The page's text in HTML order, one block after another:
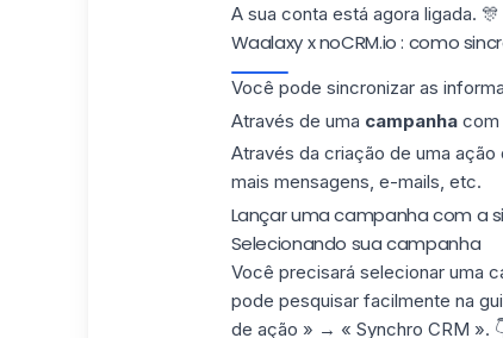
A sua conta está agora ligada. 🎊
Waalaxy x noCRM.io : como
Você pode sincronizar as
Através de uma campanhacom
Através da criação de uma
mais mensagens, e-mails, etc.
Lançar uma campanha com a
Selecionando sua campanha
Você precisará selecionar uma
pode pesquisar facilmente na
de ação » → « Synchro CRM ».